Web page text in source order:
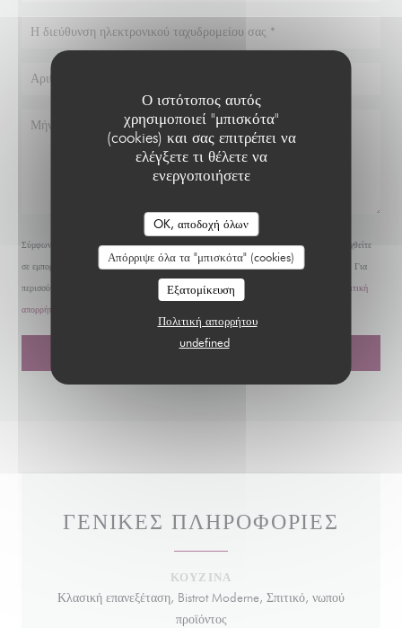
Ο ιστότοπος αυτός
χρησιμοποιεί "μπισκότα"
(cookies) και σας επιτρέπει να
ελέγξετε τι θέλετε να
ενεργοποιήσετε
OK, αποδοχή όλων
Απόρριψε όλα τα "μπισκότα" (cookies)
Εξατομίκευση
Πολιτική απορρήτου
undefined
Σύμφωνα με τον κανονισμό προστασίας δεδομένων (GDPR), έχετε το δικαίωμα να αντιταχθείτε
σε εμπορικές επικοινωνίες. Μπορείτε να εγγραφείτε στο Μητρώο του Άρθρου 11:
. Για
περισσότερες πληροφορίες σχετικά με την επεξεργασία των δεδομένων σας, δείτε την
πολιτική
απορρήτου
ΓΕΝΙΚΈΣ ΠΛΗΡΟΦΟΡΊΕΣ
ΚΟΥΖΊΝΑ
Κλασική επανεξέταση, Bistrot Moderne, Σπιτικό, νωπού
προϊόντος